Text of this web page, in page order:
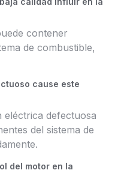
contener
de combustible,
cause este
defectuosa
del sistema de
del motor en la